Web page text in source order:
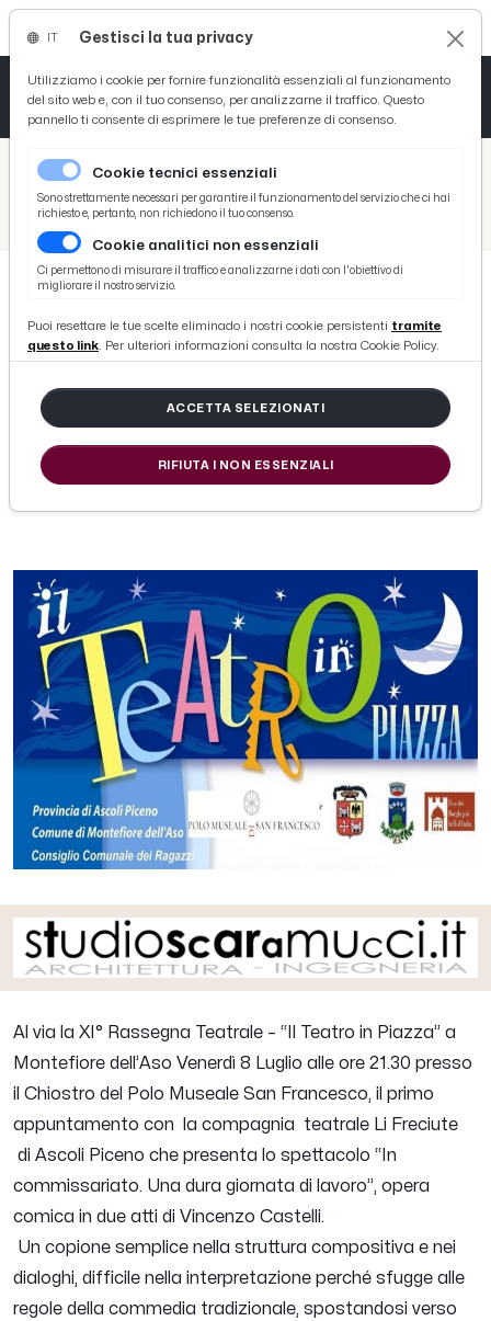
/ Picenotime
/ Eventi e Cultura
Montefiore dell'Aso, al via l'undicesima rassegna ''Il Teatro in Piazza''
Montefiore dell'Aso, al via
l'undicesima rassegna ''Il Teatro in
Piazza''
di Redazione Picenotime
Al via la XI° Rassegna Teatrale – “Il Teatro in Piazza” a
Montefiore dell’Aso Venerdì 8 Luglio alle ore 21.30 presso
il Chiostro del Polo Museale San Francesco, il primo
appuntamento con la compagnia teatrale Li Freciute
di Ascoli Piceno che presenta lo spettacolo “In
commissariato. Una dura giornata di lavoro”, opera
comica in due atti di Vincenzo Castelli.
Un copione semplice nella struttura compositiva e nei
dialoghi, difficile nella interpretazione perché sfugge alle
regole della commedia tradizionale, spostandosi verso
Gestisci la tua privacy
Utilizziamo i cookie per fornire funzionalità essenziali al funzionamento
del sito web e, con il tuo consenso, per analizzarne il traffico. Questo
pannello ti consente di esprimere le tue preferenze di consenso.
Cookie tecnici essenziali
Sono strettamente necessari per garantire il funzionamento del servizio che ci hai
richiesto e, pertanto, non richiedono il tuo consenso.
Cookie analitici non essenziali
Ci permettono di misurare il traffico e analizzarne i dati con l'obiettivo di
migliorare il nostro servizio.
Puoi resettare le tue scelte eliminado i nostri cookie persistenti tramite
questo link. Per ulteriori informazioni consulta la nostra Cookie Policy.
ACCETTA SELEZIONATI
RIFIUTA I NON ESSENZIALI
Tutto News
Tutto Sport
Basket
Ciclismo
Tutto Curiosità